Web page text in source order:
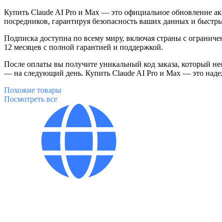
Купить Claude AI Pro и Max — это официальное обновление
посредников, гарантируя безопасность ваших данных и
Подписка доступна по всему миру, включая страны с
12 месяцев с полной гарантией и поддержкой.
После оплаты вы получите уникальный код заказа, который
— на следующий день. Купить Claude AI Pro и Max — это
Похожие товары
Посмотреть все